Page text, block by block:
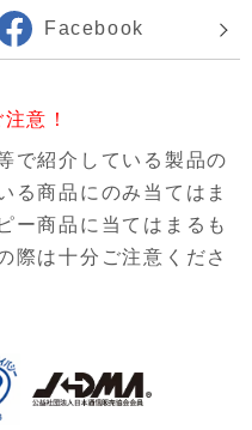
Facebook
意！
で紹介している製品の
る商品にのみ当てはま
ー商品に当てはまるも
際は十分ご注意くださ